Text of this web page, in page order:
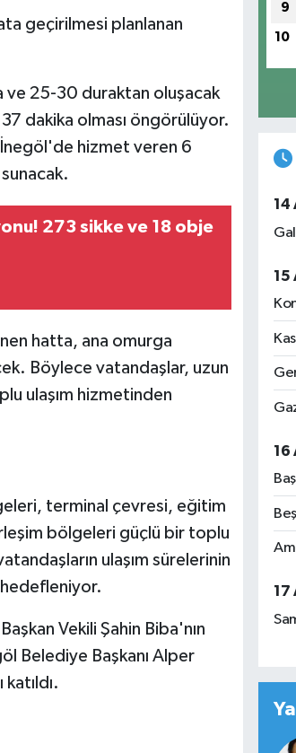
geçirilmesi planlanan
ve 25-30 duraktan oluşacak
dakika olması öngörülüyor.
hizmet veren 6
273 sikke ve 18 obje
hatta, ana omurga
Böylece vatandaşlar, uzun
ulaşım hizmetinden
terminal çevresi, eğitim
bölgeleri güçlü bir toplu
ulaşım sürelerinin
hedefleniyor.
Vekili Şahin Biba'nın
Belediye Başkanı Alper
9
10
14
15
16
17